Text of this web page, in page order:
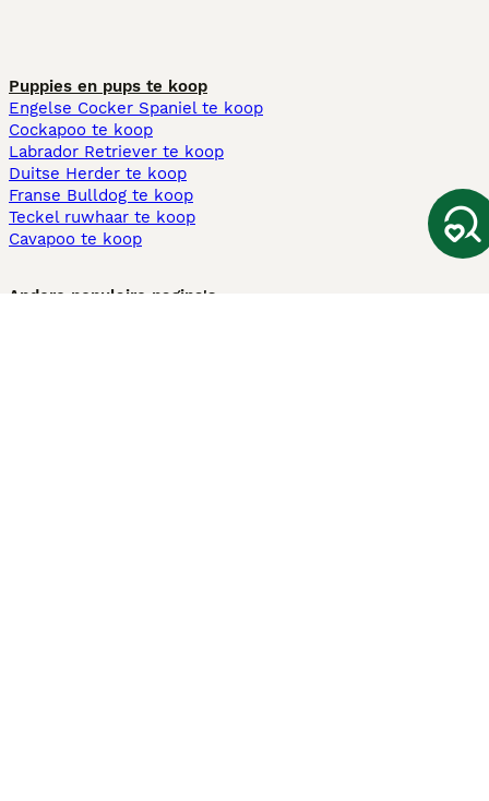
Puppies en pups te koop
Engelse Cocker Spaniel te koop
Cockapoo te koop
Labrador Retriever te koop
Duitse Herder te koop
Franse Bulldog te koop
Teckel ruwhaar te koop
Cavapoo te koop
Andere populaire pagina's